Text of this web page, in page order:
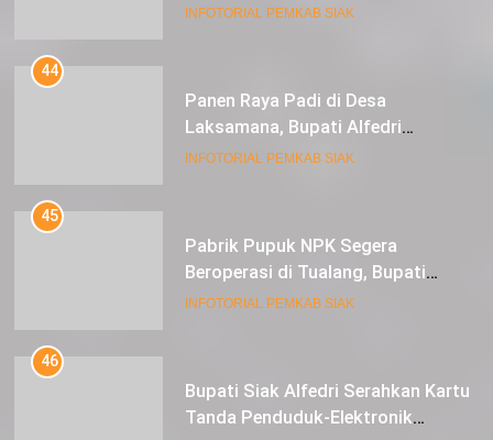
Hijriah di Lapangan Tugu Siak
INFOTORIAL PEMKAB SIAK
44
Panen Raya Padi di Desa
Laksamana, Bupati Alfedri
Serahkan 16 Unit Mesin Pompa Air
INFOTORIAL PEMKAB SIAK
45
Pabrik Pupuk NPK Segera
Beroperasi di Tualang, Bupati
Alfedri Investasi ini Tingkatkan
INFOTORIAL PEMKAB SIAK
46
Bupati Siak Alfedri Serahkan Kartu
Tanda Penduduk-Elektronik